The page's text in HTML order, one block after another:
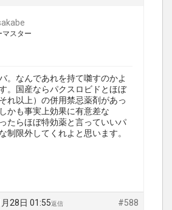
マスター
。なんであれを持て囃すのかよ
。国産ならパクスロビドとほぼ
れ以上）の併用禁忌薬剤があっ
かも事実上効果に有意差な
たらほぼ特効薬と言っていいパ
制限外してくれよと思います。
28日 01:55 #588
返信